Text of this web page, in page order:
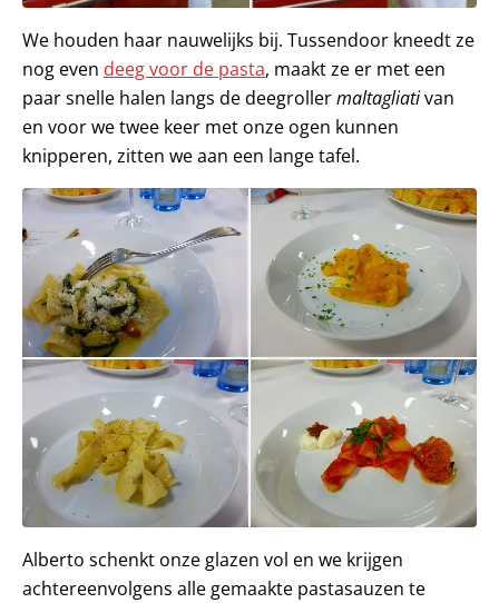
We houden haar nauwelijks bij. Tussendoor kneedt ze
nog even deeg voor de pasta, maakt ze er met een
paar snelle halen langs de deegrollermaltagliativan
en voor we twee keer met onze ogen kunnen
knipperen, zitten we aan een lange tafel.
Alberto schenkt onze glazen vol en we krijgen
achtereenvolgens alle gemaakte pastasauzen te